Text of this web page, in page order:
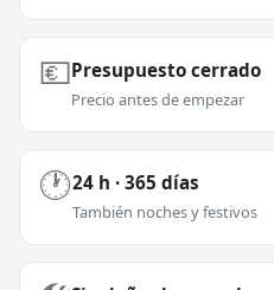
💶Presupuesto cerrado
Precio antes de empezar
🕐24 h · 365 días
También noches y festivos